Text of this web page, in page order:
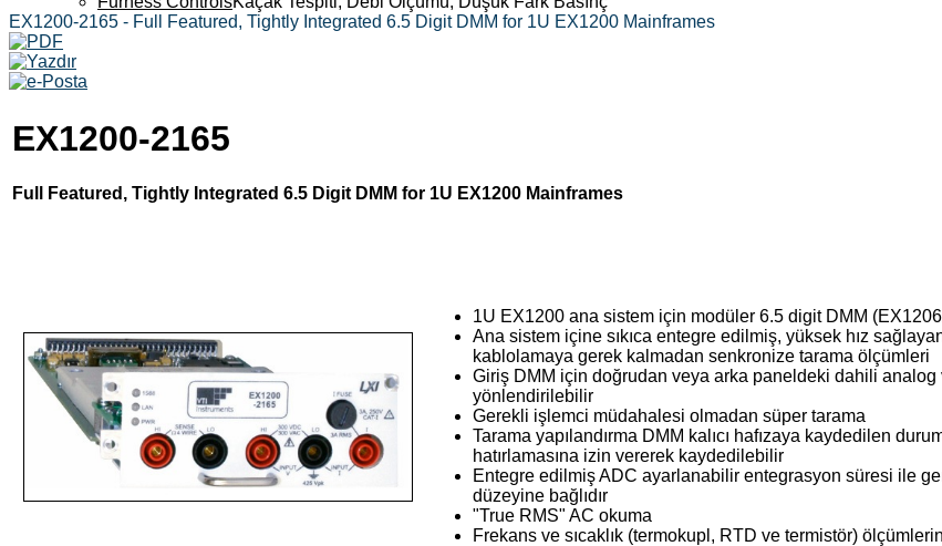
EX1200-2165 - Full Featured, Tightly Integrated 6.5 Digit DMM for 1U EX1200 Mainframes
EX1200-2165
Full Featured, Tightly Integrated 6.5 Digit DMM for 1U EX1200 Mainframes
1U EX1200 ana sistem için modüler 6.5 digit DMM
Ana sistem içine sıkıca entegre edilmiş, yüksek hız
kablolamaya gerek kalmadan senkronize tarama ölçümleri
Giriş DMM için doğrudan veya arka paneldeki dahili analog
yönlendirilebilir
Gerekli işlemci müdahalesi olmadan süper tarama
Tarama yapılandırma DMM kalıcı hafızaya kaydedilen
hatırlamasına izin vererek kaydedilebilir
Entegre edilmiş ADC ayarlanabilir entegrasyon süresi ile
düzeyine bağlıdır
"True RMS" AC okuma
Frekans ve sıcaklık (termokupl, RTD ve termistör)